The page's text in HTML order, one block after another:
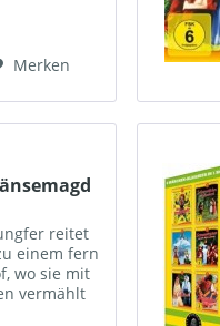
Prinz
Merken
reitet
einem fern
wo sie mit
vermählt